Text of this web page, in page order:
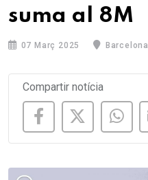
suma al 8M
07 Març 2025 Barcelona
Compartir notícia